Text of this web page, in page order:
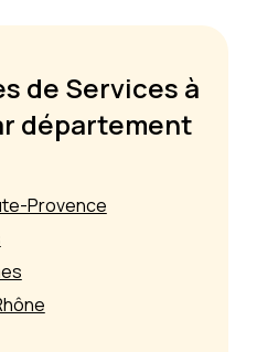
de Services à
département
Provence